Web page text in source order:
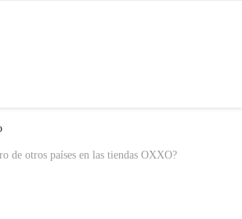
de otros países en las tiendas OXXO?